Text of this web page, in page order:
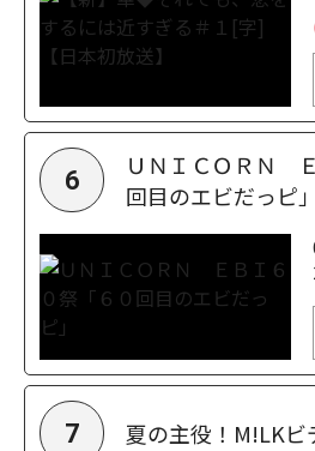
6
ＵＮＩＣＯＲＮ
回目のエビだっピ」
7 夏の主役！M!LKビ